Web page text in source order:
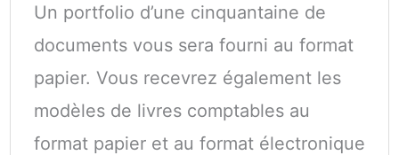
Un portfolio d’une cinquantaine de
documents vous sera fourni au format
papier. Vous recevrez également les
modèles de livres comptables au
format papier et au format électronique